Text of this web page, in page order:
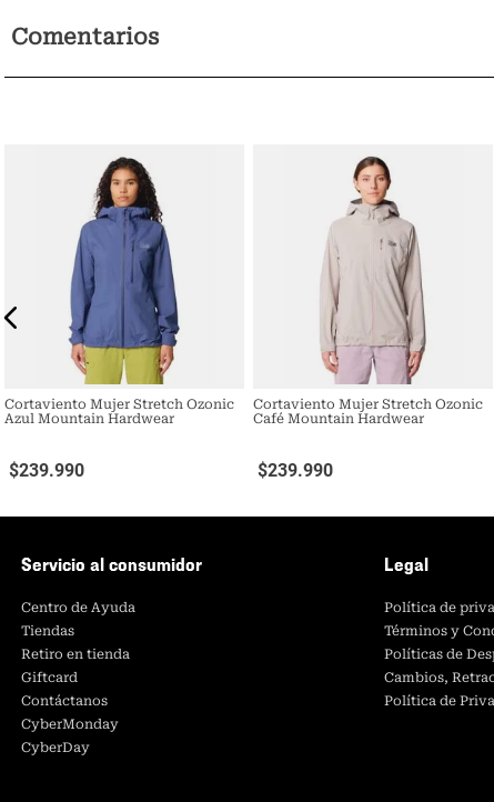
Comentarios
Cortaviento Mujer Stretch Ozonic
Azul Mountain Hardwear
$239.990
Cortaviento Mujer Stretch Ozonic
Café Mountain Hardwear
$239.990
Servicio al consumidor
Centro de Ayuda
Tiendas
Retiro en tienda
Giftcard
Contáctanos
CyberMonday
CyberDay
Legal
Política de
Términos y
Políticas de
Cambios,
Política de